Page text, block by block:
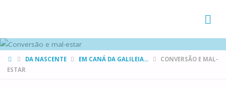
HOMEDA NASCENTE EM CANÁ DA GALILEIA...
CONVERSÃO E MAL-
ESTAR